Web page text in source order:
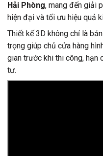
Hải Phòng, mang đến giải
hiện đại và tối ưu hiệu quả
Thiết kế 3D không chỉ là
trọng giúp chủ cửa hàng
gian trước khi thi công, hạn
tư.